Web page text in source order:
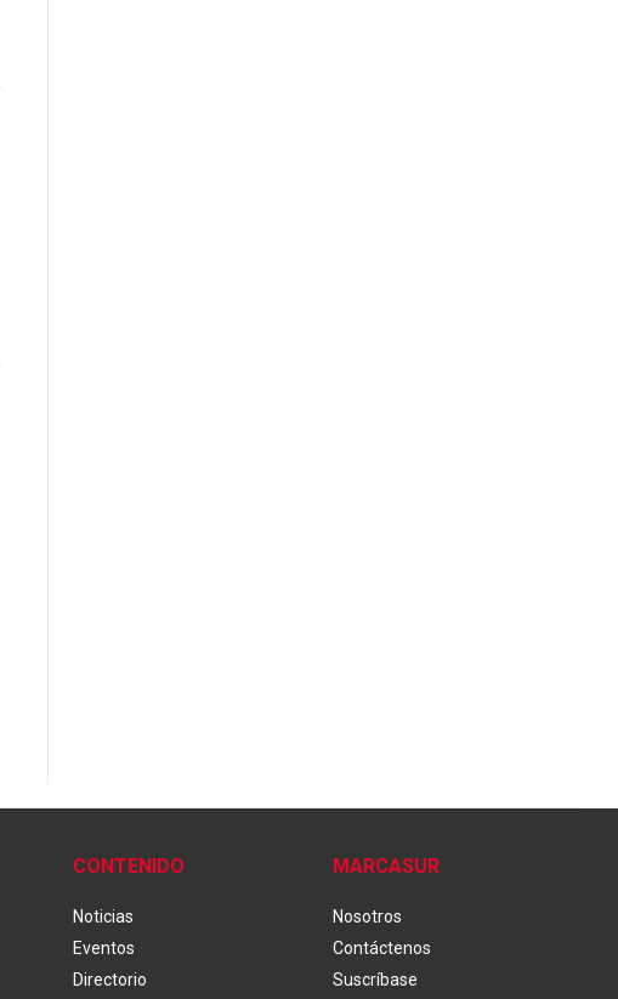
CONTENIDO
Noticias
Eventos
Directorio
MARCASUR
Nosotros
Contáctenos
Suscríbase